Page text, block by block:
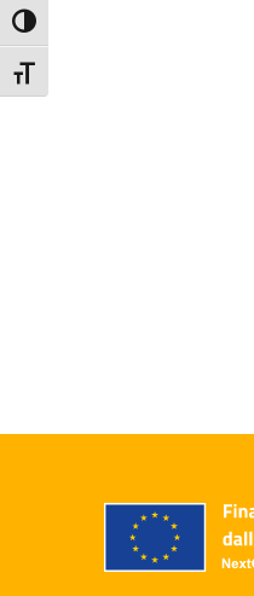
Attiva/disattiva alto contrasto
Attiva/disattiva dimensione testo